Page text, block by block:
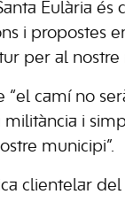
Eulària
i propostes
per al
camí no
i
municipi”.
clientelar